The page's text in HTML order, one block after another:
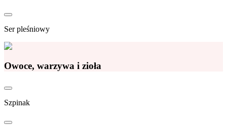
Ser pleśniowy
Owoce, warzywa i zioła
Szpinak